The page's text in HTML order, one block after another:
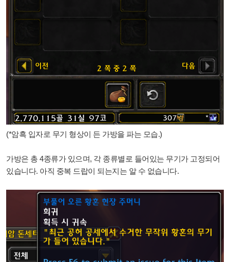
(*암흑 입자로 무기 형상이 든 가방을 파는 모습.)
가방은 총 4종류가 있으며, 각 종류별로 들어있는 무기가 고정되어
있습니다. 아직 중복 드랍이 되는지는 알 수 없습니다.